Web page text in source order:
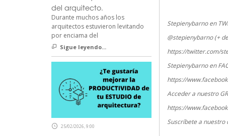
Stepienybarno en
@stepienybarno (+
https://twitter.com/
Stepienybarno en
https://
Acceder a nuestro
https://
Suscríbete a nuestro
del arquitecto.
Durante muchos años los
arquitectos estuvieron levitando
por enciama del
Sigue leyendo...
25/02/2026, 9:00